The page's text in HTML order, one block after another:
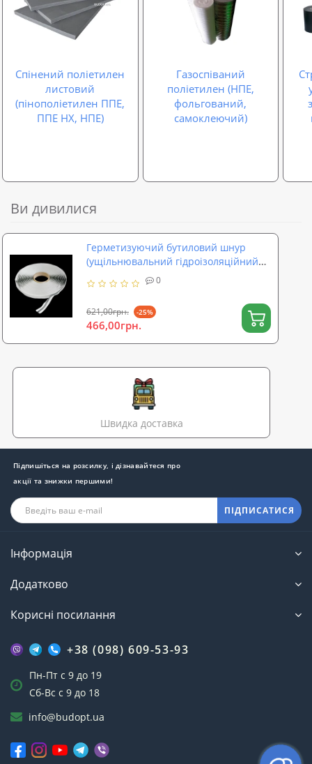
Спінений поліетилен
листовий
(пінополіетилен ППЕ,
ППЕ НХ, НПЕ)
Газоспіваний
поліетилен (НПЕ,
фольгований,
самоклеючий)
Ви дивилися
Герметизуючий бутиловий шнур
(ущільнювальний гідроізоляційний
герметик) SoundProOFF ButylCord 11м
(sp-0021)
0
621,00грн. -25%
466,00грн.
Швидка доставка
Підпишіться на розсилку, і дізнавайтеся про
акції та знижки першими!
ПІДПИСАТИСЯ
Інформація
Додатково
Корисні посилання
+38 (098) 609-53-93
Пн-Пт с 9 до 19
Сб-Вс с 9 до 18
info@budopt.ua